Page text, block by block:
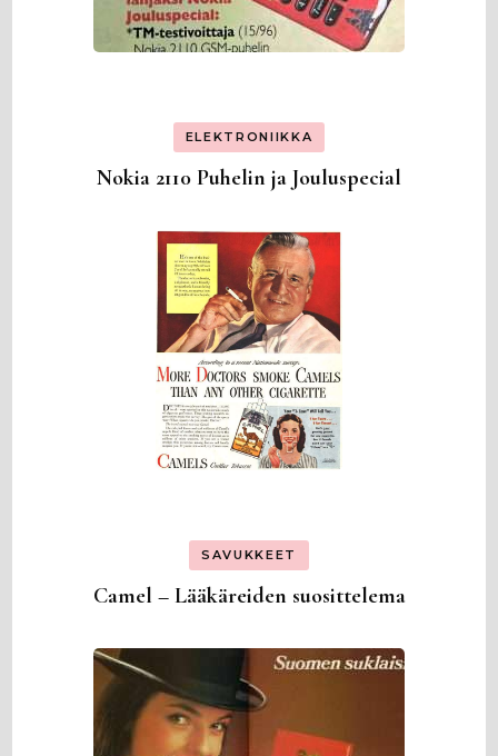
ELEKTRONIIKKA
Nokia 2110 Puhelin ja Jouluspecial
SAVUKKEET
Camel – Lääkäreiden suosittelema